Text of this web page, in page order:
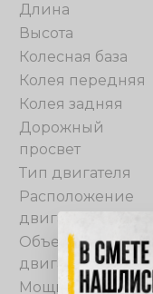
Длина
Высота
Колесная база
Колея передняя
Колея задняя
Дорожный
просвет
Тип двигателя
Расположение
двигателя
Объем
двигателя
Мощность